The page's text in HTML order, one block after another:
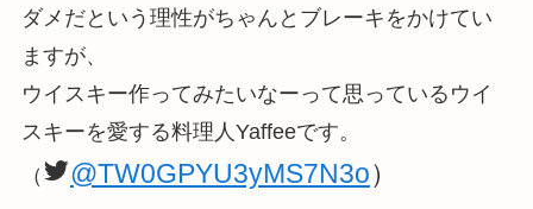
ダメだという理性がちゃんとブレーキをかけてい
ますが、
ウイスキー作ってみたいなーって思っているウイ
スキーを愛する料理人Yaffeeです。
（
@TW0GPYU3yMS7N3o）